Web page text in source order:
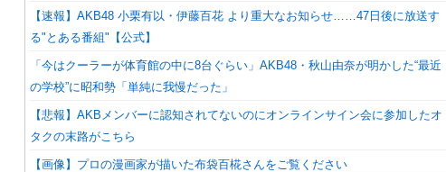
【速報】AKB48 小栗有以・伊藤百花 より重大なお知らせ……47日後に放送す
る"とある番組"【公式】
「今はクーラーが体育館の中に8台ぐらい」AKB48・秋山由奈が明かした“最近
の学校”に昭和勢「単純に我慢だった」
【悲報】AKBメンバーに認知されてないのにオンラインサイン会に参加したオ
タクの末路がこちら
【画像】プロの漫画家が描いた布袋百椛さんをご覧ください